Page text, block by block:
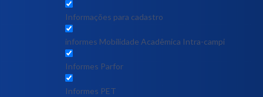
Informações para cadastro
informes Mobilidade Acadêmica Intra-campi
Informes Parfor
Informes PET